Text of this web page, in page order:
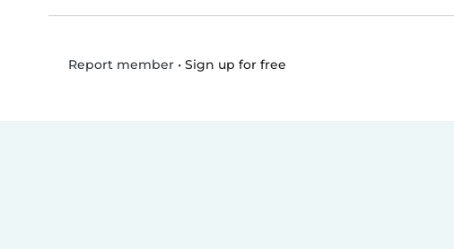
Report member• Sign up for free